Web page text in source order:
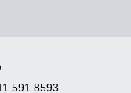
591 8593